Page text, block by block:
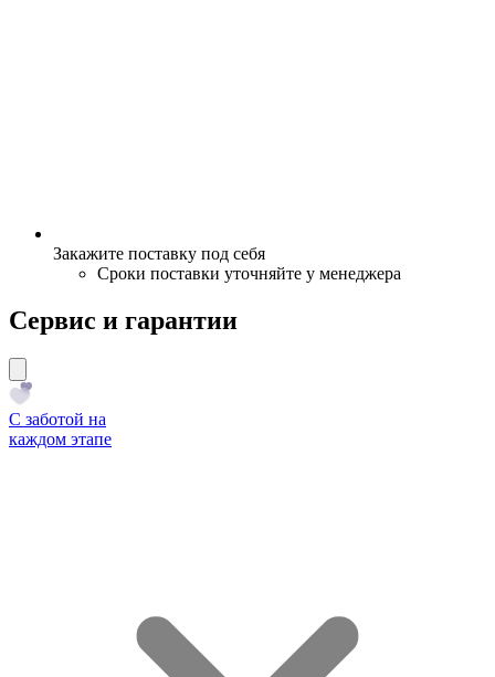
Закажите поставку под себя
Сроки поставки уточняйте у менеджера
Сервис и гарантии
С заботой на
каждом этапе